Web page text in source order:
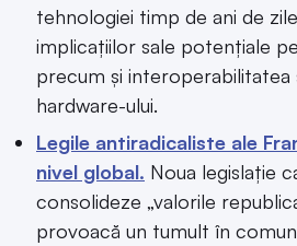
tehnologiei timp de ani de
implicațiilor sale potențiale
precum și interoperabilitatea
hardware-ului.
Legile antiradicaliste ale
nivel global. Noua legislație
consolideze „valorile
provoacă un tumult în